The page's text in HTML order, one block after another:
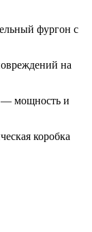
фургон с
на
— мощность и
коробка